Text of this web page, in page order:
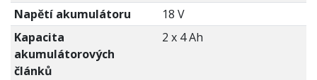
Napětí akumulátoru
18 V
Kapacita
akumulátorových
článků
2 x 4 Ah